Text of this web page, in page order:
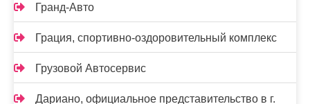
Гранд-Авто
Грация, спортивно-оздоровительный комплекс
Грузовой Автосервис
Дариано, официальное представительство в г.